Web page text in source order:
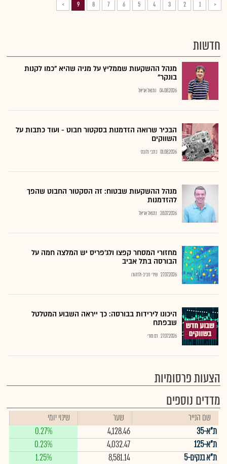
<
1
2
3
4
5
6
7
8
9
>
חדשות
מנהל ההשקעות שממליץ על מניה שהיא "כמו לקנות
בונקר"
04.08.2026 נתנאל אריאל
הבכיר שרואה הזדמנות בסקטור חבוט - ועוד כתבות על
השווקים
01.08.2026 כתבי גלובס
מנהל ההשקעות שבטוח: זה הסקטור החבוט שהפך
להזדמנות
28.07.2026 נתנאל אריאל
מחזורי המסחר קפצו ולג'פריס יש המלצה חמה על
הבורסה בתל אביב
27.07.2026 שירי חביב-ולדהורן
היכונו לירידות בבורסה: כך ייראה השבוע המטלטל
שבפתח
27.07.2026 רם מורי
הצעות פרסומיות
מדדים נוספים
שם הנייר שער
שינוי יומי
ת"א-35
4,128.46
0.27%
ת"א-125
4,032.47
0.23%
ת"א בנקים-5
8,581.14
1.25%